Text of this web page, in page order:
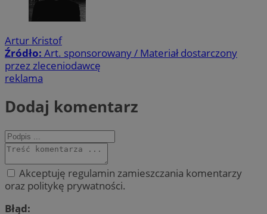
Artur Kristof
Źródło: Art. sponsorowany / Materiał dostarczony
przez zleceniodawcę
reklama
Dodaj komentarz
Akceptuję regulamin zamieszczania komentarzy
oraz politykę prywatności.
Błąd: